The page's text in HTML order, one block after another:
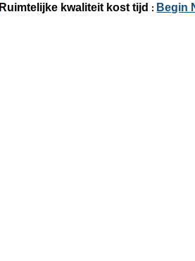
Ruimtelijke kwaliteit kost tijd : Begin